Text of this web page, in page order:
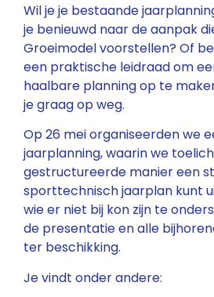
Wil je je bestaande
je benieuwd naar de aanpak
Groeimodel voorstellen? Of
een praktische leidraad om
haalbare planning op te
je graag op weg.
Op 26 mei organiseerden we
jaarplanning, waarin we
gestructureerde manier een
sporttechnisch jaarplan kunt
wie er niet bij kon zijn te
de presentatie en alle
ter beschikking.
Je vindt onder andere: